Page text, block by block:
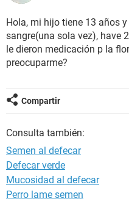
BIENESTAR
SEXUALIDAD
Hola, mi hijo tiene 13 años
sangre(una sola vez), have
le dieron medicación p la
preocuparme?
Compartir
Consulta también:
Semen al defecar
Defecar verde
Mucosidad al defecar
Perro lame semen